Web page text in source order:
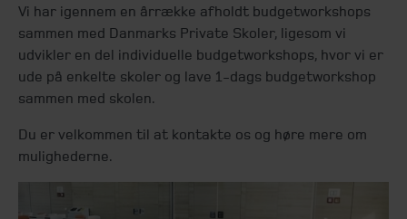
Vi har igennem en årrække afholdt budgetworkshops
sammen med Danmarks Private Skoler, ligesom vi
udvikler en del individuelle budgetworkshops, hvor vi er
ude på enkelte skoler og lave 1-dags budgetworkshop
sammen med skolen.
Du er velkommen til at kontakte os og høre mere om
mulighederne.